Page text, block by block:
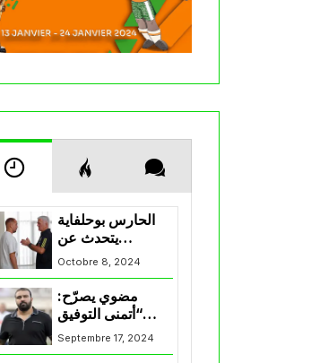
الحارس بوحلفاية
يتحدث عن
طموحاته مع
المنتخب و شباب
قسنطينة
Octobre 8, 2024
مضوي يصرّح:
“أتمنى التوفيق
لممثلي الكرة
الجزائرية في
Septembre 17, 2024